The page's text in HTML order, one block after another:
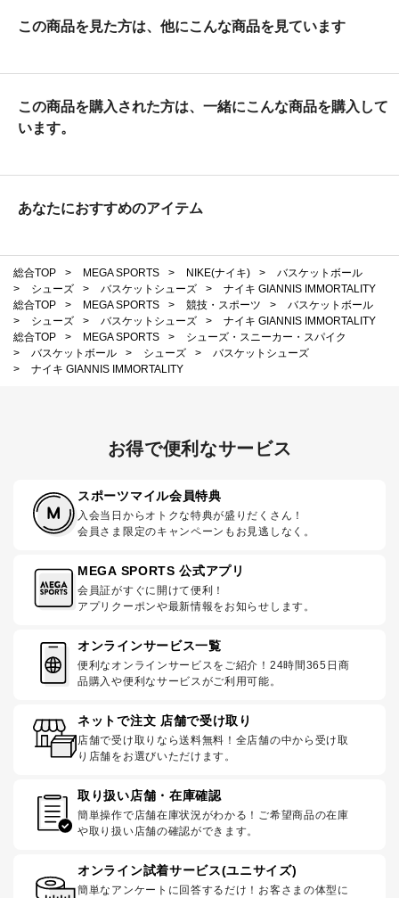
この商品を見た方は、他にこんな商品を見ています
この商品を購入された方は、一緒にこんな商品を購入して
います。
あなたにおすすめのアイテム
総合TOP > MEGA SPORTS > NIKE(ナイキ) >
バスケットボール
>
シューズ > バスケットシューズ >
ナイキ GIANNIS IMMORTALITY
総合TOP
> MEGA SPORTS > 競技・スポーツ >
バスケットボール
>
シューズ > バスケットシューズ >
ナイキ GIANNIS IMMORTALITY
総合TOP
> MEGA SPORTS >
シューズ・スニーカー・スパイク
>
バスケットボール > シューズ >
バスケットシューズ
>
ナイキ GIANNIS IMMORTALITY
お得で便利なサービス
スポーツマイル会員特典
入会当日からオトクな特典が盛りだくさん！
会員さま限定のキャンペーンもお見逃しなく。
MEGA SPORTS 公式アプリ
会員証がすぐに開けて便利！
アプリクーポンや最新情報をお知らせします。
オンラインサービス一覧
便利なオンラインサービスをご紹介！24時間365日商
品購入や便利なサービスがご利用可能。
ネットで注文 店舗で受け取り
店舗で受け取りなら送料無料！全店舗の中から受け取
り店舗をお選びいただけます。
取り扱い店舗・在庫確認
簡単操作で店舗在庫状況がわかる！ご希望商品の在庫
や取り扱い店舗の確認ができます。
オンライン試着サービス(ユニサイズ)
簡単なアンケートに回答するだけ！お客さまの体型に